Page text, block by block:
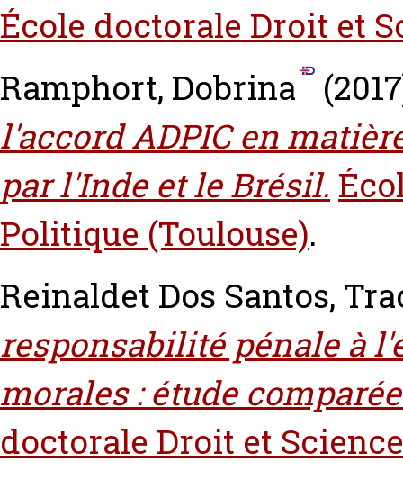
École doctorale Droit et
Ramphort, Dobrina
l'accord ADPIC en
par l'Inde et le Brésil.
Politique (Toulouse).
Reinaldet Dos Santos,
responsabilité pénale à
morales : étude
doctorale Droit et